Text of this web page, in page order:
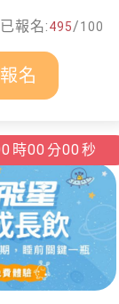
潔
已報名:495/100
名
時00 分00 秒